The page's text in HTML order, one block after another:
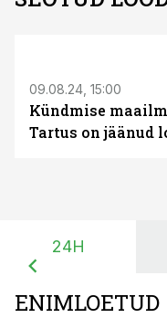
09.08.24, 15:00
Kündmise
Tartus on jäänud
24H
ENIMLOETUD